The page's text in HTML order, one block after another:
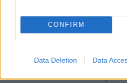
CONFIRM
Data Deletion Data
postaládájába érkezik!
A Tisza Párt Dr. Baka Andrást jelöli